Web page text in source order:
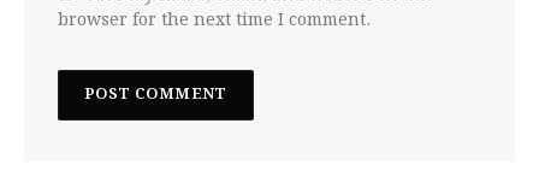
browser for the next time I comment.